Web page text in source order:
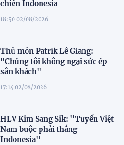
chiến Indonesia
18:50 02/08/2026
Thủ môn Patrik Lê Giang:
"Chúng tôi không ngại sức ép
sân khách"
17:14 02/08/2026
HLV Kim Sang Sik: ''Tuyển Việt
Nam buộc phải thắng
Indonesia''